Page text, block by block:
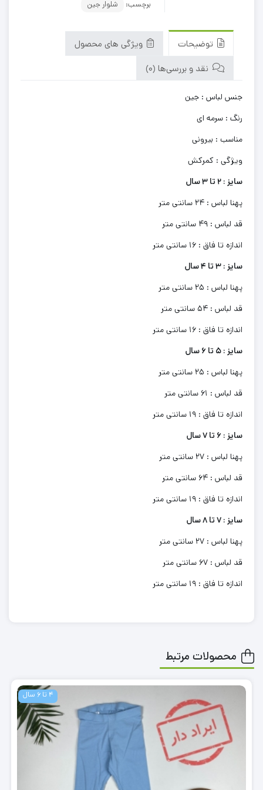
برچسب: شلوار جین
توضیحات
ویژگی های محصول
نقد و بررسی‌ها (0)
جنس لباس : جین
رنگ : سرمه ای
مناسب : بیرونی
ویژگی : کمرکش
سایز : 2 تا 3 سال
پهنا لباس : 24 سانتی متر
قد لباس : 49 سانتی متر
اندازه تا فاق : 16 سانتی متر
سایز : 3 تا 4 سال
پهنا لباس : 25 سانتی متر
قد لباس : 54 سانتی متر
اندازه تا فاق : 16 سانتی متر
سایز : 5 تا 6 سال
پهنا لباس : 25 سانتی متر
قد لباس : 61 سانتی متر
اندازه تا فاق : 19 سانتی متر
سایز : 6 تا 7 سال
پهنا لباس : 27 سانتی متر
قد لباس : 64 سانتی متر
اندازه تا فاق : 19 سانتی متر
سایز : 7 تا 8 سال
پهنا لباس : 27 سانتی متر
قد لباس : 67 سانتی متر
اندازه تا فاق : 19 سانتی متر
محصولات مرتبط
4 تا 6 سال